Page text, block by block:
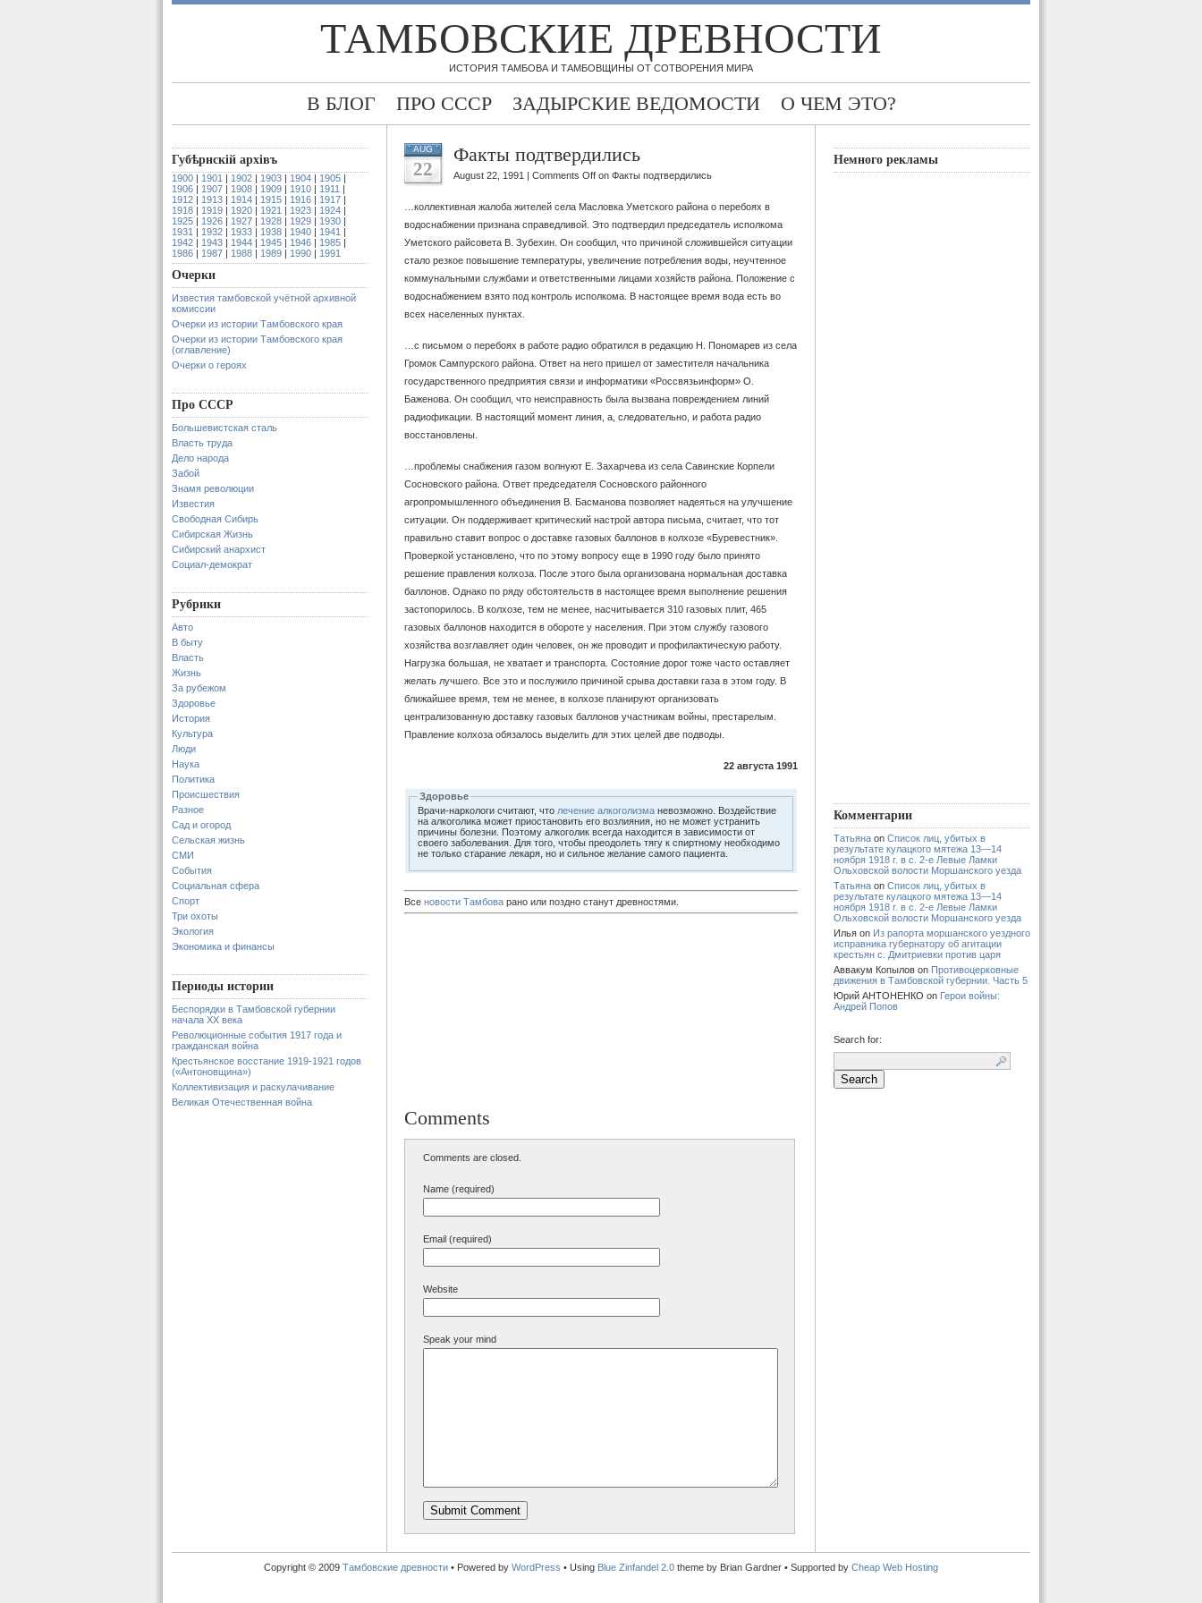
ТАМБОВСКИЕ ДРЕВНОСТИ
ИСТОРИЯ ТАМБОВА И ТАМБОВЩИНЫ ОТ СОТВОРЕНИЯ МИРА
В БЛОГ ПРО СССР ЗАДЫРСКИЕ ВЕДОМОСТИ О ЧЕМ ЭТО?
Губѣрнскiй архiвъ
1900 | 1901 | 1902 | 1903 | 1904 | 1905 |
1906 | 1907 | 1908 | 1909 | 1910 | 1911 |
1912 | 1913 | 1914 | 1915 | 1916 | 1917 |
1918 | 1919 | 1920 | 1921 | 1923 | 1924 |
1925 | 1926 | 1927 | 1928 | 1929 | 1930 |
1931 | 1932 | 1933 | 1938 | 1940 | 1941 |
1942 | 1943 | 1944 | 1945 | 1946 | 1985 |
1986 | 1987 | 1988 | 1989 | 1990 | 1991
Очерки
Известия тамбовской учётной архивной
комиссии
Очерки из истории Тамбовского края
Очерки из истории Тамбовского края
(оглавление)
Очерки о героях
Про СССР
Большевистская сталь
Власть труда
Дело народа
Забой
Знамя революции
Известия
Свободная Сибирь
Сибирская Жизнь
Сибирский анархист
Социал-демократ
Рубрики
Авто
В быту
Власть
Жизнь
За рубежом
Здоровье
История
Культура
Люди
Наука
Политика
Происшествия
Разное
Сад и огород
Сельская жизнь
СМИ
События
Социальная сфера
Спорт
Три охоты
Экология
Экономика и финансы
Периоды истории
Беспорядки в Тамбовской губернии
начала XX века
Революционные события 1917 года и
гражданская война
Крестьянское восстание 1919-1921 годов
(«Антоновщина»)
Коллективизация и раскулачивание
Великая Отечественная война
AUG
22
Факты подтвердились
August 22, 1991 | Comments Off on Факты подтвердились
…коллективная жалоба жителей села Масловка Уметского района о перебоях в
водоснабжении признана справедливой. Это подтвердил председатель исполкома
Уметского райсовета В. Зубехин. Он сообщил, что причиной сложившейся ситуации
стало резкое повышение температуры, увеличение потребления воды, неучтенное
коммунальными службами и ответственными лицами хозяйств района. Положение с
водоснабжением взято под контроль исполкома. В настоящее время вода есть во
всех населенных пунктах.
…с письмом о перебоях в работе радио обратился в редакцию Н. Пономарев из села
Громок Сампурского района. Ответ на него пришел от заместителя начальника
государственного предприятия связи и информатики «Россвязьинформ» О.
Баженова. Он сообщил, что неисправность была вызвана повреждением линий
радиофикации. В настоящий момент линия, а, следовательно, и работа радио
восстановлены.
…проблемы снабжения газом волнуют Е. Захарчева из села Савинские Корпели
Сосновского района. Ответ председателя Сосновского районного
агропромышленного объединения В. Басманова позволяет надеяться на улучшение
ситуации. Он поддерживает критический настрой автора письма, считает, что тот
правильно ставит вопрос о доставке газовых баллонов в колхозе «Буревестник».
Проверкой установлено, что по этому вопросу еще в 1990 году было принято
решение правления колхоза. После этого была организована нормальная доставка
баллонов. Однако по ряду обстоятельств в настоящее время выполнение решения
застопорилось. В колхозе, тем не менее, насчитывается 310 газовых плит, 465
газовых баллонов находится в обороте у населения. При этом службу газового
хозяйства возглавляет один человек, он же проводит и профилактическую работу.
Нагрузка большая, не хватает и транспорта. Состояние дорог тоже часто оставляет
желать лучшего. Все это и послужило причиной срыва доставки газа в этом году. В
ближайшее время, тем не менее, в колхозе планируют организовать
централизованную доставку газовых баллонов участникам войны, престарелым.
Правление колхоза обязалось выделить для этих целей две подводы.
22 августа 1991
Здоровье
Врачи-наркологи считают, что лечение алкоголизма невозможно. Воздействие
на алкоголика может приостановить его возлияния, но не может устранить
причины болезни. Поэтому алкоголик всегда находится в зависимости от
своего заболевания. Для того, чтобы преодолеть тягу к спиртному необходимо
не только старание лекаря, но и сильное желание самого пациента.
Все новости Тамбова рано или поздно станут древностями.
Comments
Comments are closed.
Name (required)
Email (required)
Website
Speak your mind
Немного рекламы
Комментарии
Татьяна on Список лиц, убитых в
результате кулацкого мятежа 13—14
ноября 1918 г. в с. 2-е Левые Ламки
Ольховской волости Моршанского уезда
Татьяна on Список лиц, убитых в
результате кулацкого мятежа 13—14
ноября 1918 г. в с. 2-е Левые Ламки
Ольховской волости Моршанского уезда
Илья on Из рапорта моршанского уездного
исправника губернатору об агитации
крестьян с. Дмитриевки против царя
Аввакум Копылов on Противоцерковные
движения в Тамбовской губернии. Часть 5
Юрий АНТОНЕНКО on Герои войны:
Андрей Попов
Search for:
Copyright © 2009 Тамбовские древности • Powered by WordPress • Using Blue Zinfandel 2.0 theme by Brian Gardner • Supported by Cheap Web Hosting